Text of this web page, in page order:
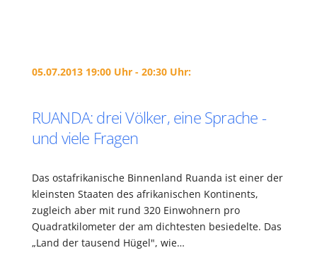
05.07.2013 19:00 Uhr - 20:30 Uhr:
RUANDA: drei Völker, eine Sprache -
und viele Fragen
Das ostafrikanische Binnenland Ruanda ist einer der
kleinsten Staaten des afrikanischen Kontinents,
zugleich aber mit rund 320 Einwohnern pro
Quadratkilometer der am dichtesten besiedelte. Das
„Land der tausend Hügel", wie…